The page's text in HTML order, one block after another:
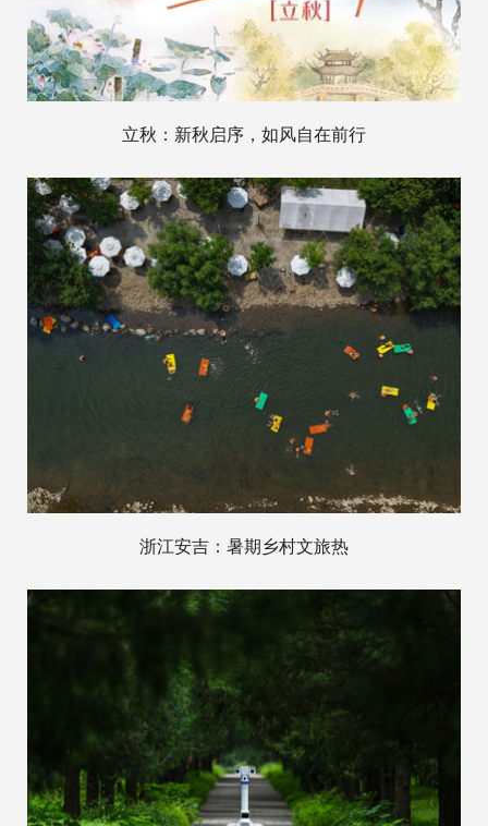
立秋：新秋启序，如风自在前行
浙江安吉：暑期乡村文旅热